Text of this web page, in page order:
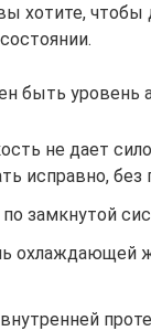
хотите, чтобы
быть уровень
не дает
исправно, без
замкнутой
охлаждающей